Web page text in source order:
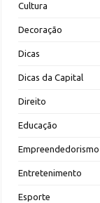
Cultura
Decoração
Dicas
Dicas da Capital
Direito
Educação
Empreendedorismo
Entretenimento
Esporte